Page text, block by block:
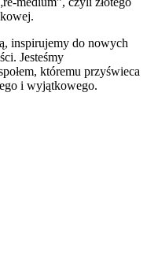
inspirujemy do nowych
Jesteśmy
któremu przyświeca
i wyjątkowego.